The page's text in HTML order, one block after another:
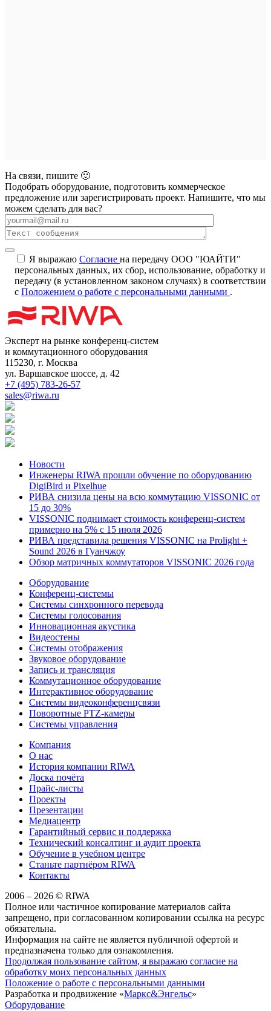
На связи, пишите 🙂
Подобрать оборудование, подготовить коммерческое
предложение или зарегистрировать проект. Напишите, что мы
можем сделать для вас?
Я выражаю Согласие на передачу ООО "ЮАЙТИ"
персональных данных, их сбор, использование, обработку и
передачу (в установленном законом случаях) в соответствии
с Положением о работе с персональными данными .
Эксперт на рынке конференц-систем
и коммутационного оборудования
115230, г. Москва
ул. Варшавское шоссе, д. 42
+7 (495) 783-26-57
sales@riwa.ru
Новости
Инженеры RIWA прошли обучение по оборудованию
DigiBird и Pixelhue
РИВА снизила цены на всю коммутацию VISSONIC от
15 до 30%
VISSONIC поднимает стоимость конференц-систем
примерно на 5% с 15 июля 2026
РИВА представила решения VISSONIC на Prolight +
Sound 2026 в Гуанчжоу
Обзор матричных коммутаторов VISSONIC 2026 года
Оборудование
Конференц-системы
Системы синхронного перевода
Системы голосования
Инновационная акустика
Видеостены
Системы отображения
Звуковое оборудование
Запись и трансляция
Коммутационное оборудование
Интерактивное оборудование
Системы видеоконференцсвязи
Поворотные PTZ-камеры
Системы управления
Компания
О нас
История компании RIWA
Доска почёта
Прайс-листы
Проекты
Презентации
Медиацентр
Гарантийный сервис и поддержка
Технический консалтинг и аудит проекта
Обучение в учебном центре
Станьте партнёром RIWA
Контакты
2006 – 2026 © RIWA
Полное или частичное копирование материалов сайта
запрещено, при согласованном копировании ссылка на ресурс
обязательна.
Информация на сайте не является публичной офертой и
предназначена только для ознакомления.
Продолжая пользование сайтом, я выражаю согласие на
обработку моих персональных данных
Положение о работе с персональными данными
Разработка и продвижение «Маркс&Энгельс»
Оборудование